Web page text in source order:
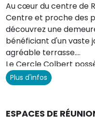
Au cœur du centre de
Centre et proche des
découvrez une
bénéficiant d'un vaste
agréable terrasse.
Le Cercle Colbert
vous accueillir, pour
Plus d'infos
ESPACES DE